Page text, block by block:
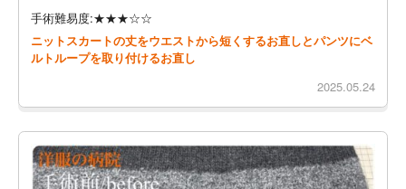
手術難易度:★★★☆☆
ニットスカートの丈をウエストから短くするお直しとパンツにベ
ルトループを取り付けるお直し
2025.05.24